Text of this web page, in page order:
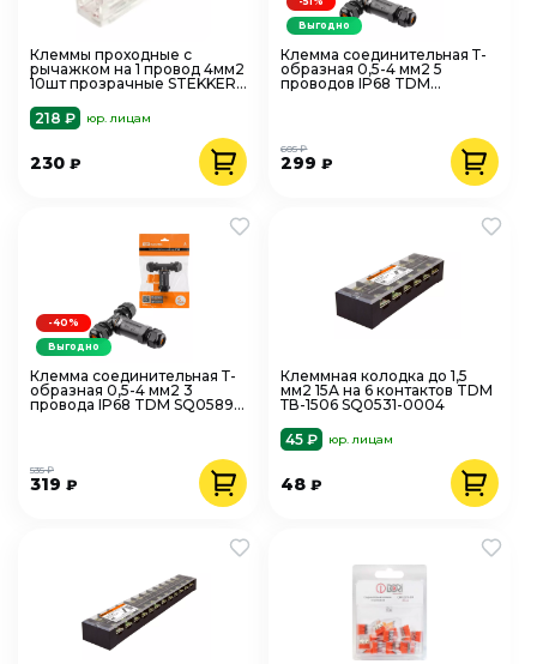
Клеммы проходные с
рычажком на 1 провод 4мм2
10шт прозрачные STEKKER
218 ₽
юр. лицам
230 ₽
Клемма соединительная Т-
образная 0,5-4 мм2 5
проводов IP68 TDM
299₽
605 ₽
Выгодно
Клемма соединительная Т-
образная 0,5-4 мм2 3
провода IP68 TDM SQ0589-
319 ₽
535 ₽
-40%
Выгодно
Клеммная колодка до 1,5
мм2 15А на 6 контактов TDM
ТВ-1506 SQ0531-0004
45 ₽
юр. лицам
48₽